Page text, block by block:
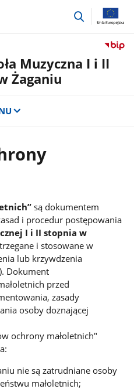
przejdź
Muzyczna I i II
Żaganiu
są dokumentem
i procedur postępowania
I i II stopnia w
i stosowane w
lub krzywdzenia
Dokument
przed
zasady
osoby doznającej
ochrony małoletnich"
nie są zatrudniane osoby
małoletnich;